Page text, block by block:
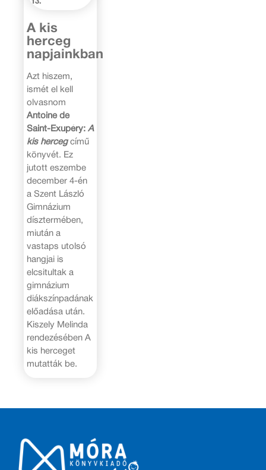
13.
A kis
herceg
napjainkban
Azt hiszem,
ismét el kell
olvasnom
Antoine de
Saint-Exupéry: A
kis hercegcímű
könyvét. Ez
jutott eszembe
december 4-én
a Szent László
Gimnázium
dísztermében,
miután a
vastaps utolsó
hangjai is
elcsitultak a
gimnázium
diákszínpadának
előadása után.
Kiszely Melinda
rendezésében A
kis herceget
mutatták be.